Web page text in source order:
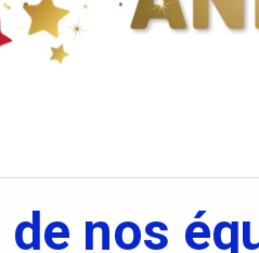
de nos